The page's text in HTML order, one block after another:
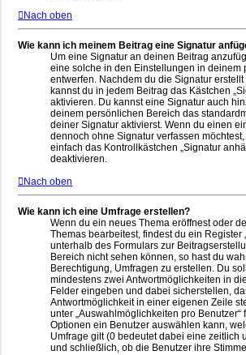
Nach oben
Wie kann ich meinem Beitrag eine Signatur
Um eine Signatur an deinen Beitrag
eine solche in den Einstellungen in deinem
entwerfen. Nachdem du die Signatur
kannst du in jedem Beitrag das Kästchen
aktivieren. Du kannst eine Signatur auch
deinem persönlichen Bereich das
deiner Signatur aktivierst. Wenn du einen
dennoch ohne Signatur verfassen
einfach das Kontrollkästchen „Signatur
deaktivieren.
Nach oben
Wie kann ich eine Umfrage erstellen?
Wenn du ein neues Thema eröffnest oder
Themas bearbeitest, findest du ein Register
unterhalb des Formulars zur
Bereich nicht sehen können, so hast du
Berechtigung, Umfragen zu erstellen. Du
mindestens zwei Antwortmöglichkeiten in
Felder eingeben und dabei sicherstellen,
Antwortmöglichkeit in einer eigenen Zeile
unter „Auswahlmöglichkeiten pro Benutzer“
Optionen ein Benutzer auswählen kann,
Umfrage gilt (0 bedeutet dabei eine zeitlich
und schließlich, ob die Benutzer ihre